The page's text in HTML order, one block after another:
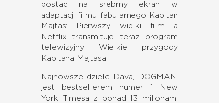
postać na srebrny ekran w
adaptacji filmu fabularnego Kapitan
Majtas: Pierwszy wielki film a
Netflix transmituje teraz program
telewizyjny Wielkie przygody
Kapitana Majtasa.
Najnowsze dzieło Dava, DOGMAN,
jest bestsellerem numer 1 New
York Timesa z ponad 13 milionami